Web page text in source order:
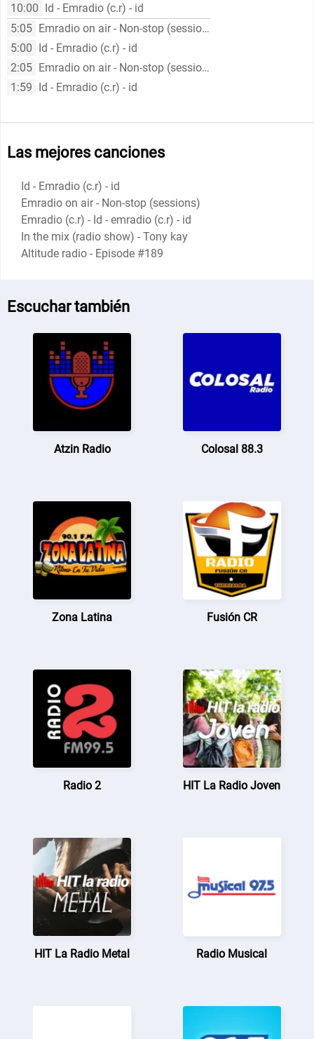
10:00 Id - Emradio (c.r) - id
5:05 Emradio on air - Non-stop (sessions)
5:00 Id - Emradio (c.r) - id
2:05 Emradio on air - Non-stop (sessions)
1:59 Id - Emradio (c.r) - id
Las mejores canciones
Id - Emradio (c.r) - id
Emradio on air - Non-stop (sessions)
Emradio (c.r) - Id - emradio (c.r) - id
In the mix (radio show) - Tony kay
Altitude radio - Episode #189
Escuchar también
Atzin Radio Colosal 88.3
Zona Latina Fusión CR
Radio 2 HIT La Radio Joven
HIT La Radio Metal Radio Musical